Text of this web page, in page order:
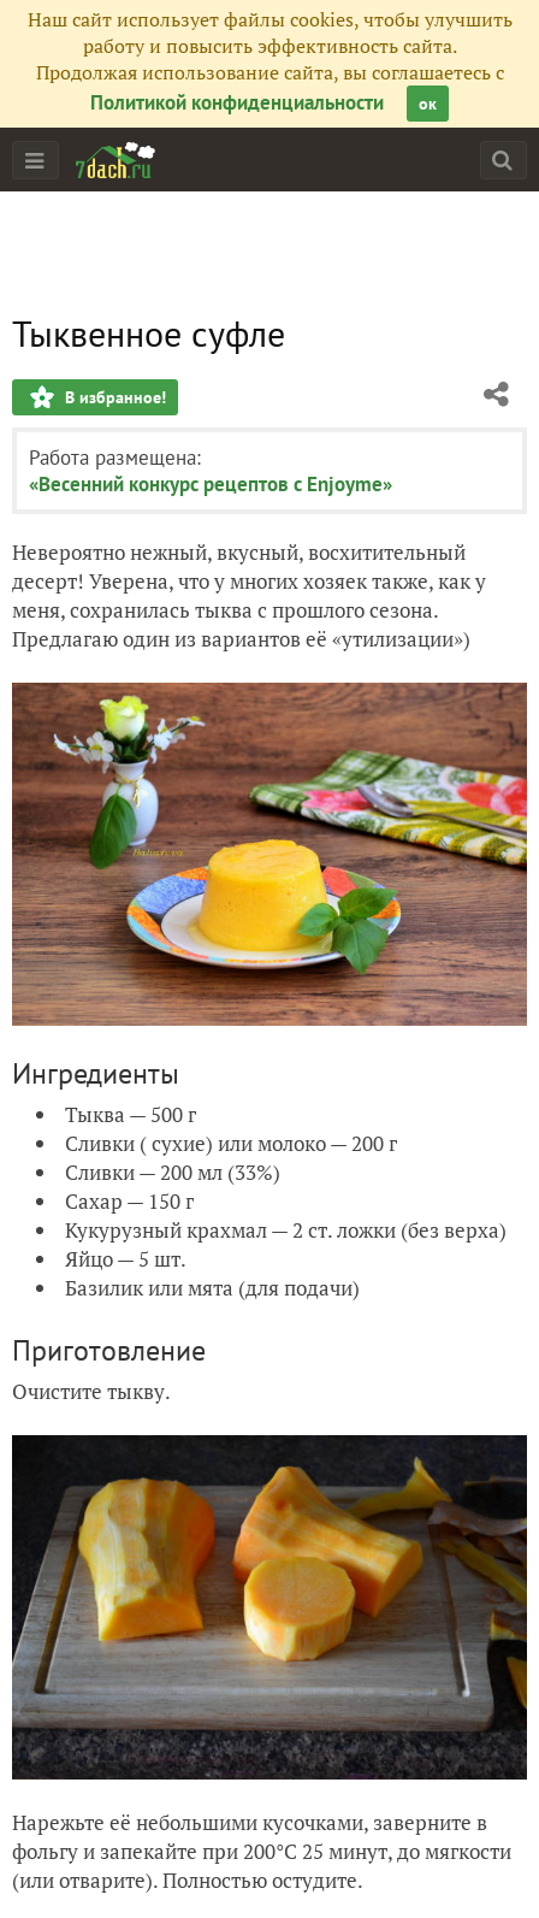
Наш сайт использует файлы cookies, чтобы улучшить
работу и повысить эффективность сайта.
Продолжая использование сайта, вы соглашаетесь с
Политикой конфиденциальности
ок
Тыквенное суфле
В избранное!
Работа размещена:
«Весенний конкурс рецептов с Enjoyme»
Невероятно нежный, вкусный, восхитительный
десерт! Уверена, что у многих хозяек также, как у
меня, сохранилась тыква с прошлого сезона.
Предлагаю один из вариантов её «утилизации»)
Ингредиенты
Тыква — 500 г
Сливки ( сухие) или молоко — 200 г
Сливки — 200 мл (33%)
Сахар — 150 г
Кукурузный крахмал — 2 ст. ложки (без верха)
Яйцо — 5 шт.
Базилик или мята (для подачи)
Приготовление
Очистите тыкву.
Нарежьте её небольшими кусочками, заверните в
фольгу и запекайте при 200°С 25 минут, до мягкости
(или отварите). Полностью остудите.